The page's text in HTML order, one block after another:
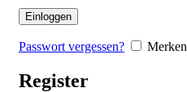
Einloggen
Passwort vergessen? Merken
Register